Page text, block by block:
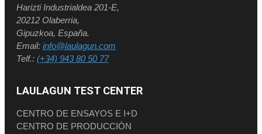
Harizti Industrialdea 201-E,
20212 Olaberria,
Gipuzkoa, España.
Email: info@laulagun.com
Telf.: (+34) 943 80 50 77
LAULAGUN TEST CENTER
CENTRO DE ENSAYOS E I+D
CENTRO DE PRODUCCIÓN